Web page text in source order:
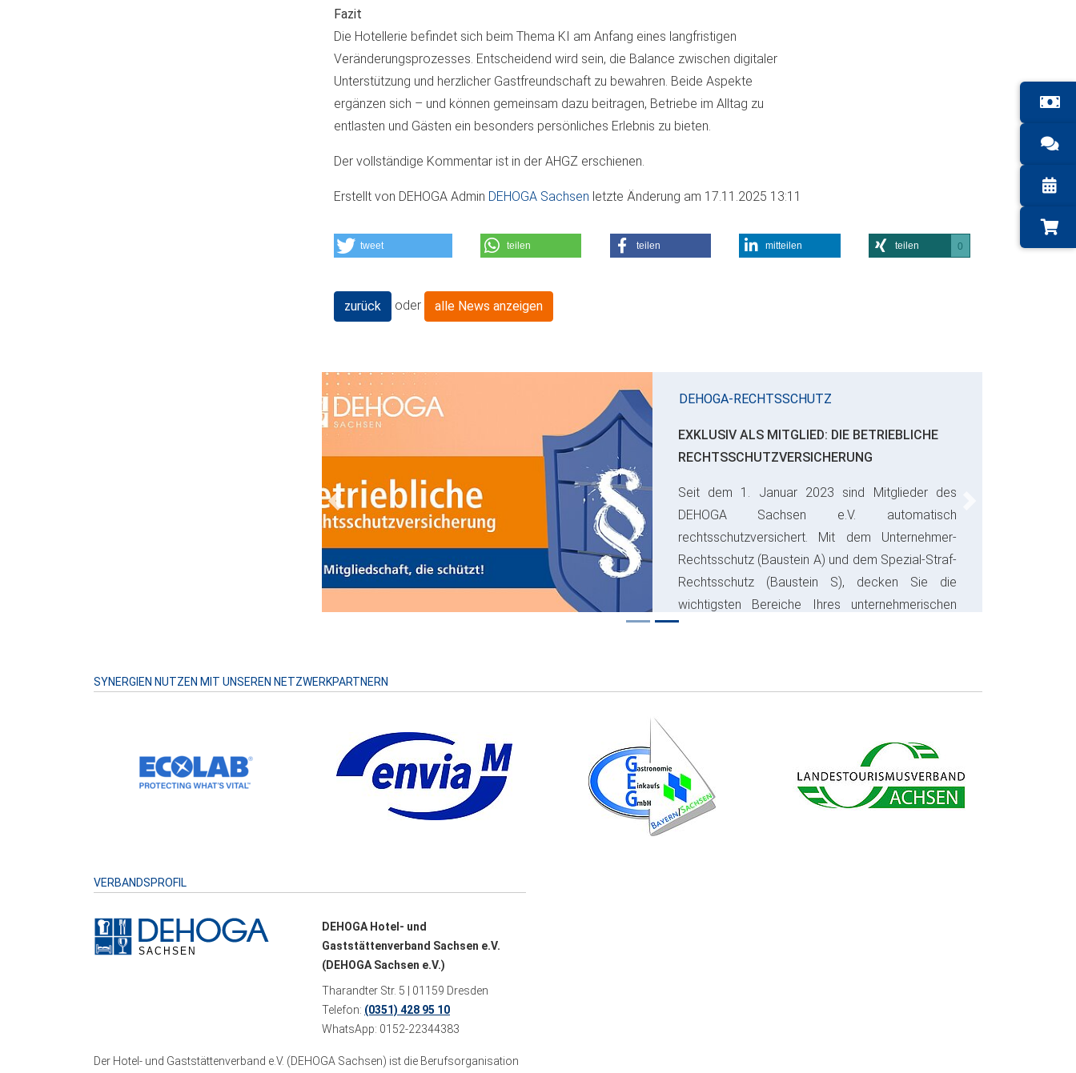
Fazit
Die Hotellerie befindet sich beim Thema KI am Anfang eines langfristigen
Veränderungsprozesses. Entscheidend wird sein, die Balance zwischen digitaler
Unterstützung und herzlicher Gastfreundschaft zu bewahren. Beide Aspekte
ergänzen sich – und können gemeinsam dazu beitragen, Betriebe im Alltag zu
entlasten und Gästen ein besonders persönliches Erlebnis zu bieten.
Der vollständige Kommentar ist in der AHGZ erschienen.
Erstellt von DEHOGA Admin DEHOGA Sachsen letzte Änderung am 17.11.2025 13:11
tweet teilen teilen mitteilen teilen 0
zurück oder alle News anzeigen
DEHOGA-RECHTSSCHUTZ
EXKLUSIV ALS MITGLIED: DIE BETRIEBLICHE
RECHTSSCHUTZVERSICHERUNG
Seit dem 1. Januar 2023 sind Mitglieder des
DEHOGA Sachsen e.V. automatisch
rechtsschutzversichert. Mit dem Unternehmer-
Rechtsschutz (Baustein A) und dem Spezial-Straf-
Rechtsschutz (Baustein S), decken Sie die
wichtigsten Bereiche Ihres unternehmerischen
Risikos ab und sparen bares Geld.
Previous
SYNERGIEN NUTZEN MIT UNSEREN NETZWERKPARTNERN
VERBANDSPROFIL
DEHOGA Hotel- und
Gaststättenverband Sachsen e.V.
(DEHOGA Sachsen e.V.)
Tharandter Str. 5 | 01159 Dresden
Telefon: (0351) 428 95 10
WhatsApp: 0152-22344383
Der Hotel- und Gaststättenverband e.V. (DEHOGA Sachsen) ist die Berufsorganisation